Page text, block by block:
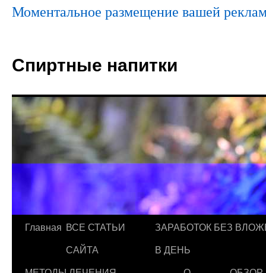
Моментальное размещение вашей
Спиртные напитки
Главная ВСЕ СТАТЬИ
САЙТА
ЗАРАБОТОК БЕЗ
В ДЕНЬ